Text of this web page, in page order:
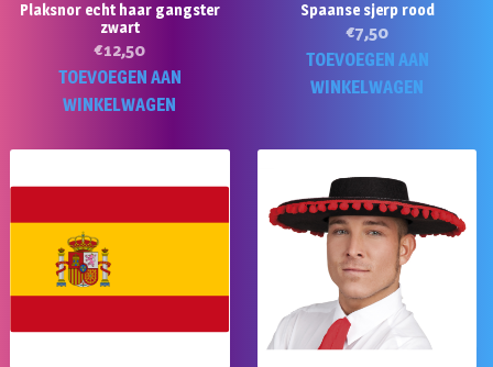
Plaksnor echt haar gangster
zwart
€12,50
TOEVOEGEN AAN
WINKELWAGEN
Spaanse sjerp rood
€7,50
TOEVOEGEN AAN
WINKELWAGEN